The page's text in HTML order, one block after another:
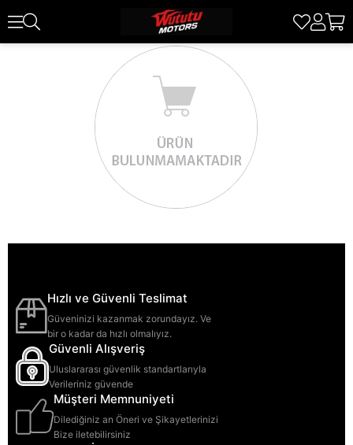
Hızlı ve Güvenli Teslimat
Güveninizi kazanmak zorundayız. Ve
bir o kadar da hızlı olmalıyız.
Güvenli Alışveriş
Uluslararası güvenlik standartlarıyla
Verileriniz güvende
Müşteri Memnuniyeti
Dilediğiniz an Öneri ve Şikayetlerinizi
Bize iletebilirsiniz